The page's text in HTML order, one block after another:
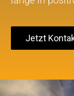
Jetzt